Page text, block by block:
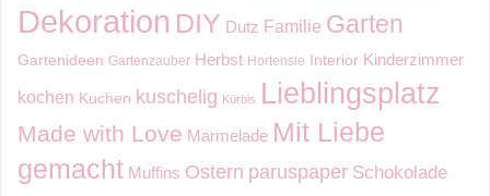
Dekoration DIY Dutz Familie Garten
Gartenideen Gartenzauber Herbst Hortensie Interior Kinderzimmer
kochen Kuchen kuschelig Kürbis Lieblingsplatz
Made with Love Marmelade Mit Liebe
gemacht Muffins Ostern paruspaper Schokolade